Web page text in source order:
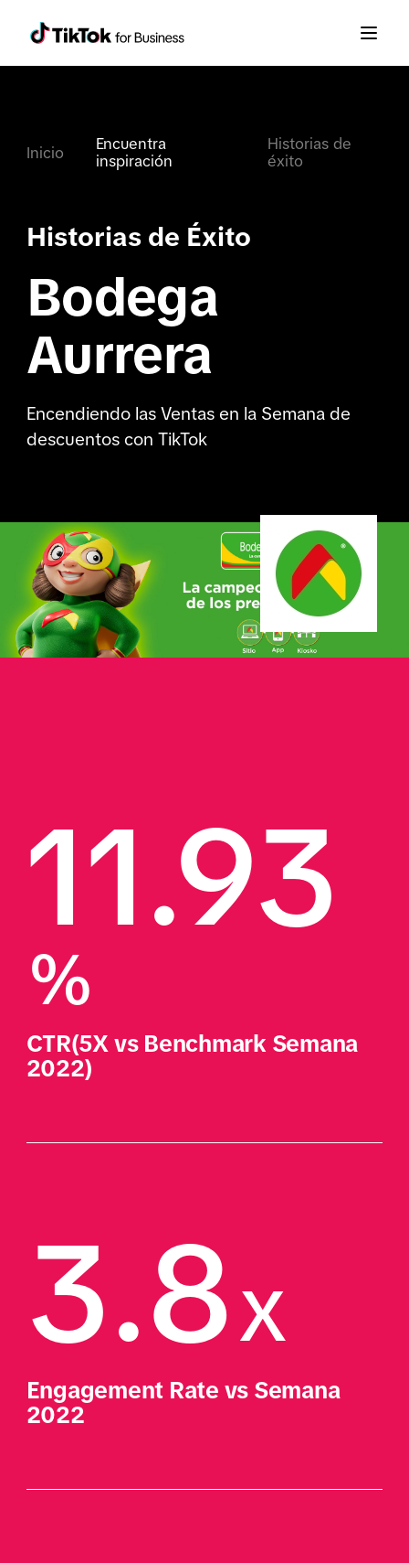
Inicio
Encuentra
inspiración
Historias de
éxito
Historias de Éxito
Bodega
Aurrera
Encendiendo las Ventas en la Semana de
descuentos con TikTok
11.93
%
CTR(5X vs Benchmark Semana
2022)
3.8X
Engagement Rate vs Semana
2022